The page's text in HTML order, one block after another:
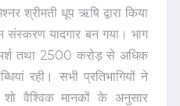
श्रीमती धूप ऋषि द्वारा किया
यादगार बन गया। भाग
तथा 2500 करोड़ से अधिक
रही। सभी प्रतिभागियों ने
वैश्विक मानकों के अनुसार